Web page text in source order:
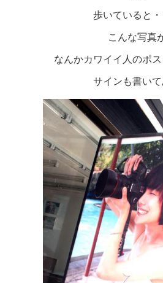
歩いていると・
こんな写真
なんかカワイイ人のポ
サインも書い